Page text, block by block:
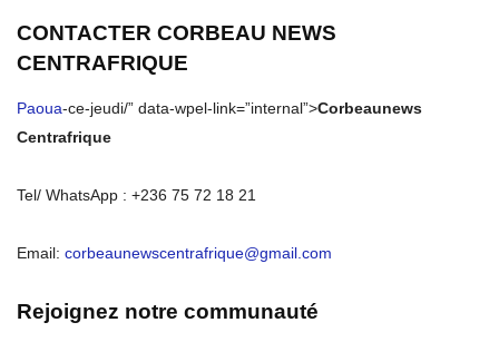
CONTACTER CORBEAU NEWS
CENTRAFRIQUE
Paoua-ce-jeudi/” data-wpel-link=”internal”>Corbeaunews
Centrafrique
Tel/ WhatsApp : +236 75 72 18 21
Email: corbeaunewscentrafrique@gmail.com
Rejoignez notre communauté